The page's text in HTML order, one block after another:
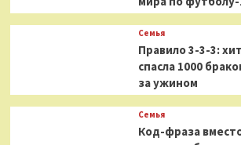
Семья
Правило 3-3-3:
спасла 1000
за ужином
Семья
Код-фраза